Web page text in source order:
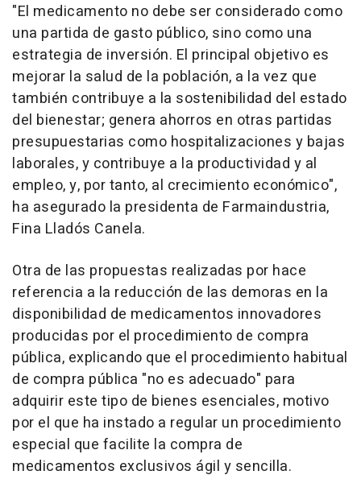
"El medicamento no debe ser considerado como
una partida de gasto público, sino como una
estrategia de inversión. El principal objetivo es
mejorar la salud de la población, a la vez que
también contribuye a la sostenibilidad del estado
del bienestar; genera ahorros en otras partidas
presupuestarias como hospitalizaciones y bajas
laborales, y contribuye a la productividad y al
empleo, y, por tanto, al crecimiento económico",
ha asegurado la presidenta de Farmaindustria,
Fina Lladós Canela.
Otra de las propuestas realizadas por hace
referencia a la reducción de las demoras en la
disponibilidad de medicamentos innovadores
producidas por el procedimiento de compra
pública, explicando que el procedimiento habitual
de compra pública "no es adecuado" para
adquirir este tipo de bienes esenciales, motivo
por el que ha instado a regular un procedimiento
especial que facilite la compra de
medicamentos exclusivos ágil y sencilla.